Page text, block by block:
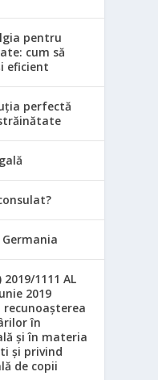
pentru
cum să
eficient
perfectă
2019/1111 AL
2019
în
și în materia
și privind
de copii